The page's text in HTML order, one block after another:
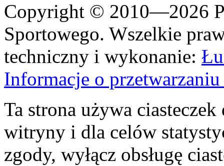
Copyright © 2010—2026
Sportowego. Wszelkie
techniczny i wykonanie:
Informacje o
Ta strona używa
witryny i dla celów
zgody, wyłącz obsługę